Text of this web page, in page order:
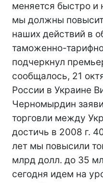
меняется быстро и
мы должны
наших действий в
таможенно-
подчеркнул
сообщалось, 21
России в Украине
Черномырдин
торговли между
достичь в 2008 г.
лет мы повысили
млрд долл. до 35
сегодня идем на